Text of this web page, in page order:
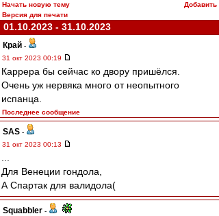
Начать новую тему
Добавить
Версия для печати
01.10.2023 - 31.10.2023
Край -
31 окт 2023 00:19
Каррера бы сейчас ко двору пришёлся.
Очень уж нервяка много от неопытного
испанца.
Последнее сообщение
SAS -
31 окт 2023 00:13
Для Венеции гондола,
А Спартак для валидола(
Squabbler -